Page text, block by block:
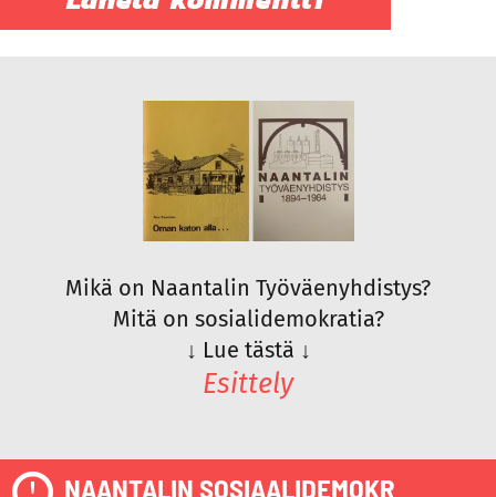
Mikä on Naantalin Työväenyhdistys?
Mitä on sosialidemokratia?
↓ Lue tästä ↓
Esittely
NAANTALIN SOSIAALIDEMOKR